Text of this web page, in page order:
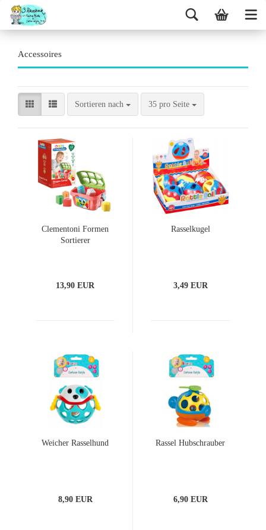
Accessoires
Sortieren nach 35 pro Seite
Clementoni Formen
Sortierer
13,90 EUR
Rasselkugel
3,49 EUR
Weicher Rasselhund
8,90 EUR
Rassel Hubschrauber
6,90 EUR